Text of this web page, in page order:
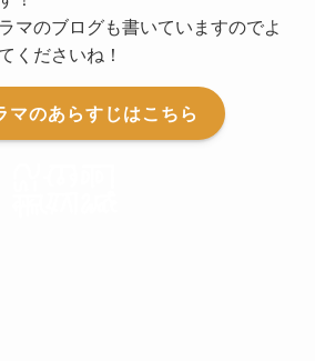
マのブログも書いていますのでよ
くださいね！
マのあらすじはこちら